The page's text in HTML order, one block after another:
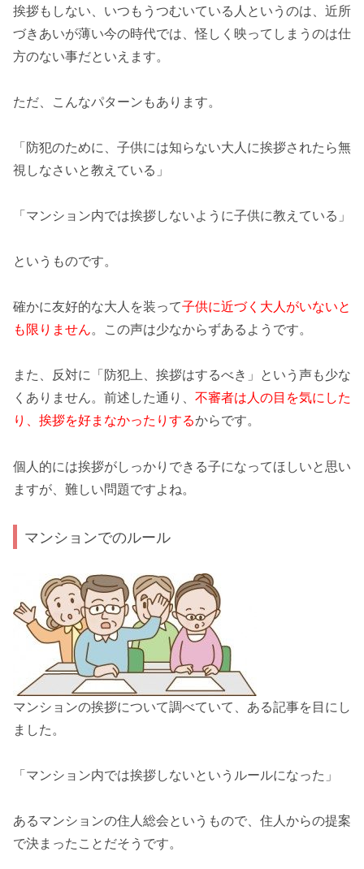
挨拶もしない、いつもうつむいている人というのは、近所
づきあいが薄い今の時代では、怪しく映ってしまうのは仕
方のない事だといえます。
ただ、こんなパターンもあります。
「防犯のために、子供には知らない大人に挨拶されたら無
視しなさいと教えている」
「マンション内では挨拶しないように子供に教えている」
というものです。
確かに友好的な大人を装って子供に近づく大人がいないと
も限りません。この声は少なからずあるようです。
また、反対に 「防犯上、挨拶はするべき」
という声も少な
くありません。前述した通り、 不審者は人の目を気にした
り、挨拶を好まなかったりするからです。
個人的には挨拶がしっかりできる子になってほしいと思い
ますが、難しい問題ですよね。
マンションでのルール
マンションの挨拶について調べていて、ある記事を目にし
ました。
「 マンション内では挨拶しないというルールになった 」
あるマンションの住人総会というもので、住人からの提案
で決まったことだそうです。